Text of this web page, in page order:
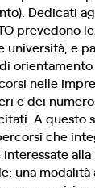
Dedicati
prevedono
università, e
nelle
e dei
A questo
che
una